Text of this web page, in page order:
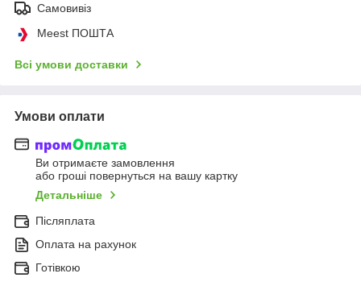
Самовивіз
Meest ПОШТА
Всі умови доставки
Умови оплати
Ви отримаєте замовлення
або гроші повернуться на вашу картку
Детальніше
Післяплата
Оплата на рахунок
Готівкою